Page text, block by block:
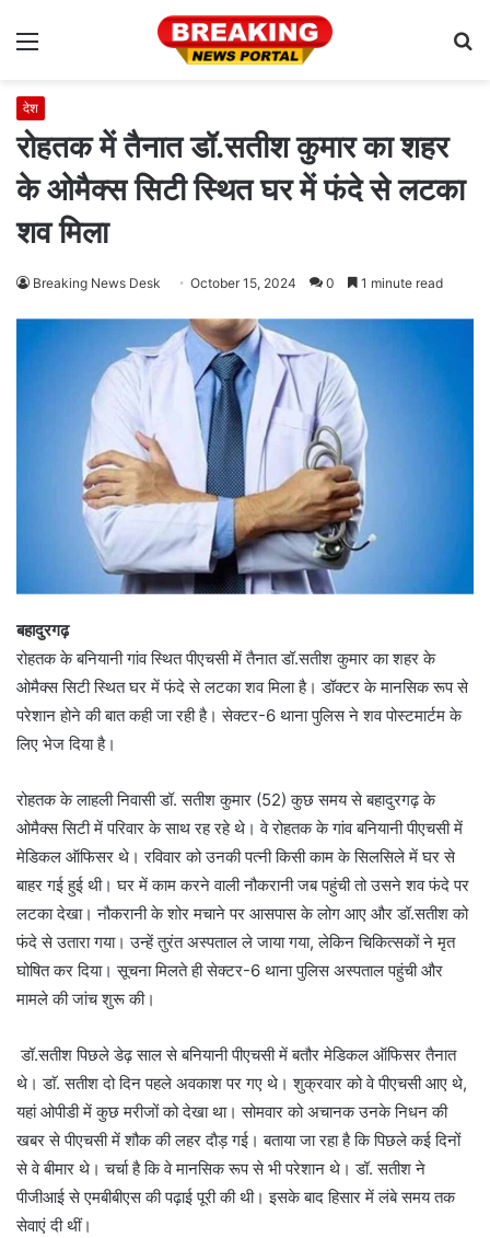
Menu
देश
रोहतक में तैनात डॉ.सतीश कुमार का शहर
के ओमैक्स सिटी स्थित घर में फंदे से लटका
शव मिला
Breaking News Desk October 15, 2024 0 1 minute read
बहादुरगढ़
रोहतक के बनियानी गांव स्थित पीएचसी में तैनात डॉ.सतीश कुमार का शहर के
ओमैक्स सिटी स्थित घर में फंदे से लटका शव मिला है। डॉक्टर के मानसिक रूप से
परेशान होने की बात कही जा रही है। सेक्टर-6 थाना पुलिस ने शव पोस्टमार्टम के
लिए भेज दिया है।
रोहतक के लाहली निवासी डॉ. सतीश कुमार (52) कुछ समय से बहादुरगढ़ के
ओमैक्स सिटी में परिवार के साथ रह रहे थे। वे रोहतक के गांव बनियानी पीएचसी में
मेडिकल ऑफिसर थे। रविवार को उनकी पत्नी किसी काम के सिलसिले में घर से
बाहर गई हुई थी। घर में काम करने वाली नौकरानी जब पहुंची तो उसने शव फंदे पर
लटका देखा। नौकरानी के शोर मचाने पर आसपास के लोग आए और डॉ.सतीश को
फंदे से उतारा गया। उन्हें तुरंत अस्पताल ले जाया गया, लेकिन चिकित्सकों ने मृत
घोषित कर दिया। सूचना मिलते ही सेक्टर-6 थाना पुलिस अस्पताल पहुंची और
मामले की जांच शुरू की।
डॉ.सतीश पिछले डेढ़ साल से बनियानी पीएचसी में बतौर मेडिकल ऑफिसर तैनात
थे। डाॅ. सतीश दो दिन पहले अवकाश पर गए थे। शुक्रवार को वे पीएचसी आए थे,
यहां ओपीडी में कुछ मरीजों को देखा था। सोमवार को अचानक उनके निधन की
खबर से पीएचसी में शौक की लहर दाैड़ गई। बताया जा रहा है कि पिछले कई दिनों
से वे बीमार थे। चर्चा है कि वे मानसिक रूप से भी परेशान थे। डॉ. सतीश ने
पीजीआई से एमबीबीएस की पढ़ाई पूरी की थी। इसके बाद हिसार में लंबे समय तक
सेवाएं दी थीं।